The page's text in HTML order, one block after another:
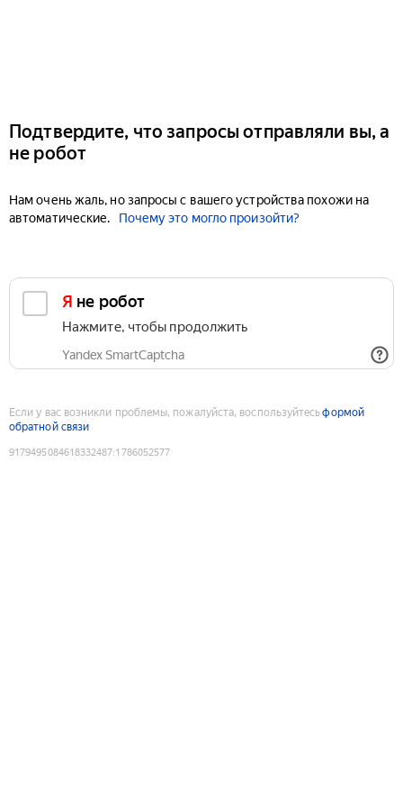
Подтвердите, что запросы отправляли вы, а
не робот
Нам очень жаль, но запросы с вашего устройства похожи на
автоматические.
Почему это могло произойти?
Я не робот
Нажмите, чтобы продолжить
Yandex SmartCaptcha
Если у вас возникли проблемы, пожалуйста, воспользуйтесьформой
обратной связи
9179495084618332487:1786052577